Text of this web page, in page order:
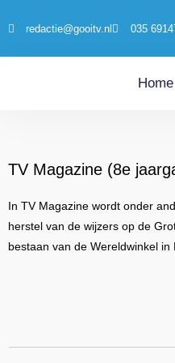
redactie@gooitv.nl 035
Home
TV Magazine (8e
In TV Magazine wordt onder
herstel van de wijzers op de
bestaan van de Wereldwinkel in